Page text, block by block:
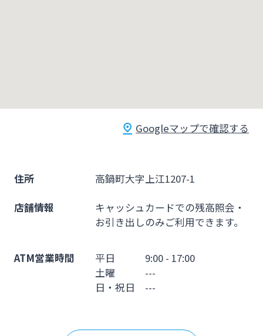
法人・個人事業主のお客さま
株主・投資家の皆さま
宮崎銀行について
ニュースリリース一覧
Googleマップで確認する
住所 高鍋町大字上江1207-1
店舗情報
キャッシュカードでの残高照会・
お引き出しのみご利用できます。
ATM営業時間
平日 9:00 - 17:00
土曜 ---
日・祝日 ---